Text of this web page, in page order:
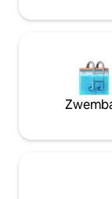
Toerisme.